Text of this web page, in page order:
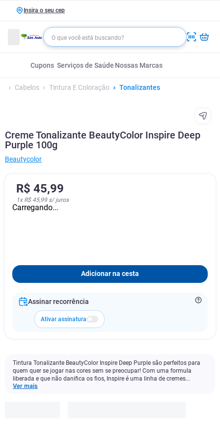
Insira o seu cep
Cupons Serviços de Saúde Nossas Marcas
Cabelos Tintura E Coloração Tonalizantes
Creme Tonalizante BeautyColor Inspire Deep
Purple 100g
Beautycolor
R$ 45,99
1x R$ 45,99s/ juros
Carregando...
Adicionar na cesta
Assinar recorrência
Ativar assinatura
Tintura Tonalizante BeautyColor Inspire Deep Purple são perfeitos para
quem quer se jogar nas cores sem se preocupar! Com uma formula
liberada e que não danifica os fios, Inspire é uma linha de cremes...
Ver mais